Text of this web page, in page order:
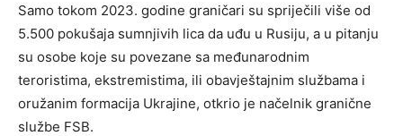
Samo tokom 2023. godine graničari su spriječili više od
5.500 pokušaja sumnjivih lica da uđu u Rusiju, a u pitanju
su osobe koje su povezane sa međunarodnim
teroristima, ekstremistima, ili obavještajnim službama i
oružanim formacija Ukrajine, otkrio je načelnik granične
službe FSB.